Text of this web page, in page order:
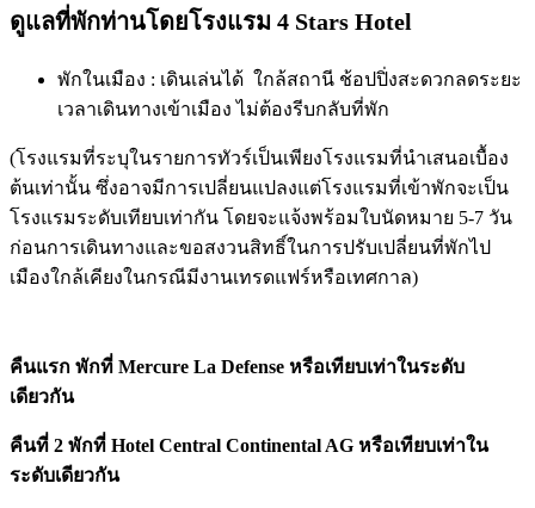
ดูแลที่พักท่านโดยโรงแรม 4 Stars Hotel
พักในเมือง : เดินเล่นได้ ใกล้สถานี ช้อปปิ่งสะดวกลดระยะ
เวลาเดินทางเข้าเมือง ไม่ต้องรีบกลับที่พัก
(โรงแรมที่ระบุในรายการทัวร์เป็นเพียงโรงแรมที่นำเสนอเบื้อง
ต้นเท่านั้น ซึ่งอาจมีการเปลี่ยนแปลงแต่โรงแรมที่เข้าพักจะเป็น
โรงแรมระดับเทียบเท่ากัน โดยจะแจ้งพร้อมใบนัดหมาย 5-7 วัน
ก่อนการเดินทางและขอสงวนสิทธิ์ในการปรับเปลี่ยนที่พักไป
เมืองใกล้เคียงในกรณีมีงานเทรดแฟร์หรือเทศกาล)
คืนแรก พักที่ Mercure La Defense หรือเทียบเท่าในระดับ
เดียวกัน
คืนที่ 2 พักที่ Hotel Central Continental AG หรือเทียบเท่าใน
ระดับเดียวกัน